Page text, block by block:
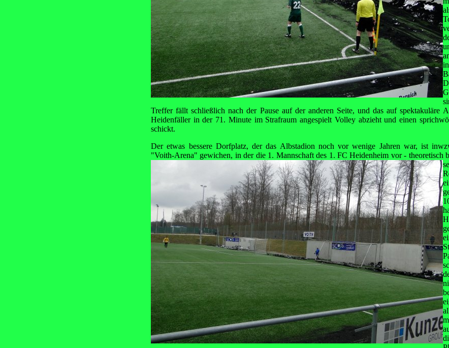
Treffer fällt schließlich nach der Pause auf der anderen Seite, und das auf spektakuläre
Heidenfäller in der 71. Minute im Strafraum angespielt Volley abzieht und einen
schickt.
Der etwas bessere Dorfplatz, der das Albstadion noch vor wenige Jahren war, ist
"Voith-Arena" gewichen, in der die 1. Mannschaft des 1. FC Heidenheim vor - theoretisch